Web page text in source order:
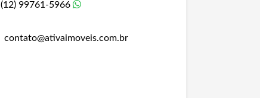
(12) 99761-5966
contato@ativaimoveis.com.br